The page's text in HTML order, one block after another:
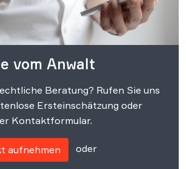
vom Anwalt
Beratung? Rufen Sie uns
Ersteinschätzung oder
Kontaktformular.
aufnehmen oder